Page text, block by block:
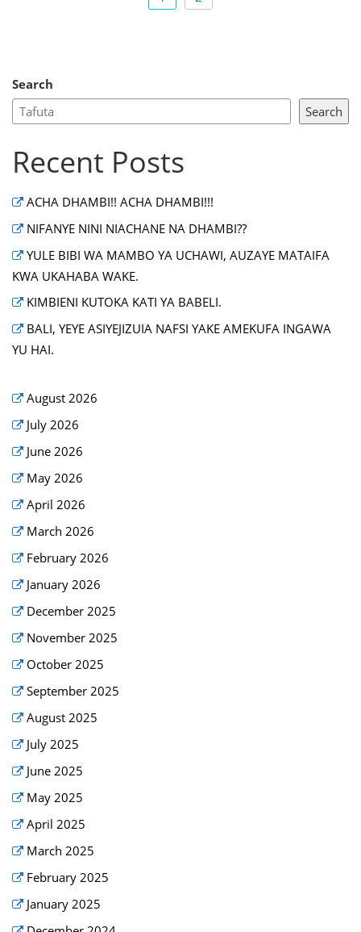
Search
Search
Recent Posts
ACHA DHAMBI!! ACHA DHAMBI!!!
NIFANYE NINI NIACHANE NA DHAMBI??
YULE BIBI WA MAMBO YA UCHAWI, AUZAYE MATAIFA
KWA UKAHABA WAKE.
KIMBIENI KUTOKA KATI YA BABELI.
BALI, YEYE ASIYEJIZUIA NAFSI YAKE AMEKUFA INGAWA
YU HAI.
August 2026
July 2026
June 2026
May 2026
April 2026
March 2026
February 2026
January 2026
December 2025
November 2025
October 2025
September 2025
August 2025
July 2025
June 2025
May 2025
April 2025
March 2025
February 2025
January 2025